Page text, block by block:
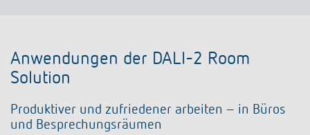
Anwendungen der DALI-2 Room
Solution
Produktiver und zufriedener arbeiten – in Büros
und Besprechungsräumen